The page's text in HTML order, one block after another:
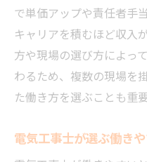
で単価アップや責任者手
キャリアを積むほど収入
方や現場の選び方によっ
わるため、複数の現場を
た働き方を選ぶことも重要
電気工事士が選ぶ働き